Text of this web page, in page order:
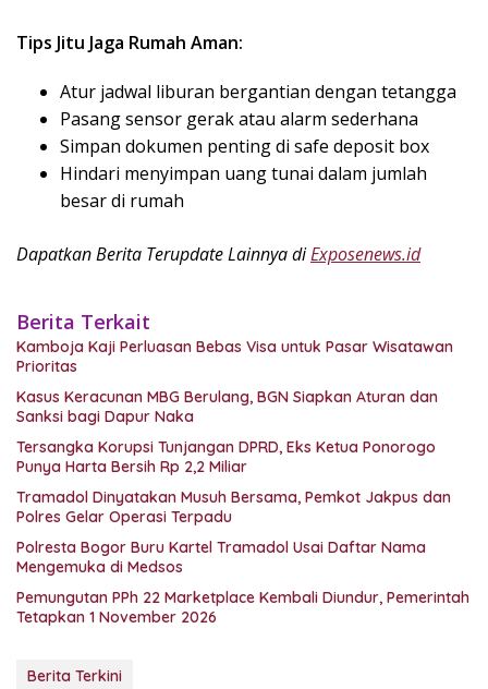
Tips Jitu Jaga Rumah Aman:
Atur jadwal liburan bergantian dengan tetangga
Pasang sensor gerak atau alarm sederhana
Simpan dokumen penting di safe deposit box
Hindari menyimpan uang tunai dalam jumlah
besar di rumah
Dapatkan Berita Terupdate Lainnya diExposenews.id
Berita Terkait
Kamboja Kaji Perluasan Bebas Visa untuk Pasar Wisatawan
Prioritas
Kasus Keracunan MBG Berulang, BGN Siapkan Aturan dan
Sanksi bagi Dapur Naka
Tersangka Korupsi Tunjangan DPRD, Eks Ketua Ponorogo
Punya Harta Bersih Rp 2,2 Miliar
Tramadol Dinyatakan Musuh Bersama, Pemkot Jakpus dan
Polres Gelar Operasi Terpadu
Polresta Bogor Buru Kartel Tramadol Usai Daftar Nama
Mengemuka di Medsos
Pemungutan PPh 22 Marketplace Kembali Diundur, Pemerintah
Tetapkan 1 November 2026
Berita Terkini